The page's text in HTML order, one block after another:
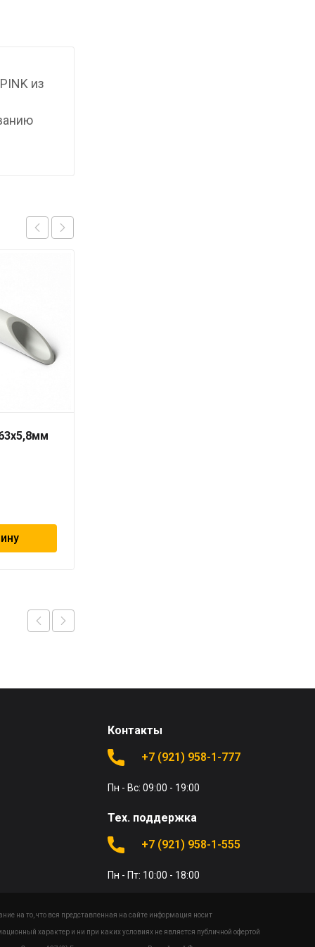
из
Контакты
+7 (921) 958-1-777
Пн - Вс: 09:00 - 19:00
Тех. поддержка
+7 (921) 958-1-555
Пн - Пт: 10:00 - 18:00
на то, что вся представленная на сайте информация носит
характер и ни при каких условиях не является публичной офертой